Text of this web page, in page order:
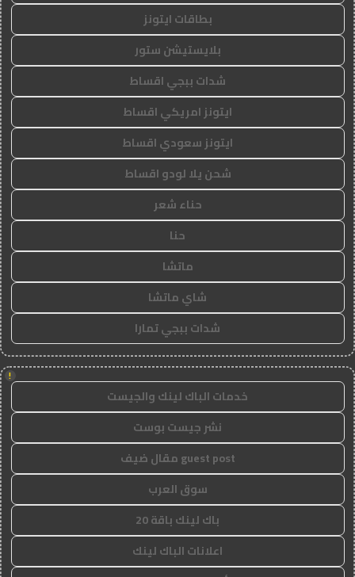
بطاقات ايتونز
بلايستيشن ستور
شدات ببجي اقساط
ايتونز امريكي اقساط
ايتونز سعودي اقساط
شحن يلا لودو اقساط
حناء شعر
حنا
ماتشا
شاي ماتشا
شدات ببجي تمارا
!
خدمات الباك لينك والجيست
نشر جيست بوست
guest post مقال ضيف
سوق العرب
باك لينك باقة 20
اعلانات الباك لينك